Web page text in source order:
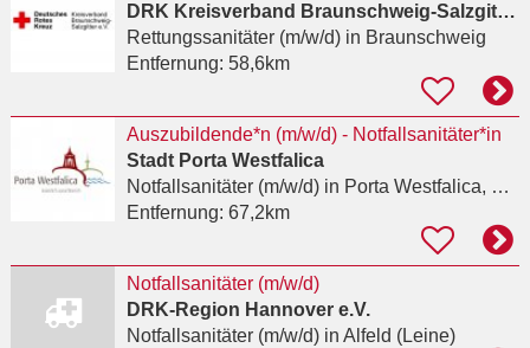
DRK Kreisverband Braunschweig-Salzgitter e.V.
Rettungssanitäter (m/w/d)in Braunschweig
Entfernung: 58,6km
Auszubildende*n (m/w/d) - Notfallsanitäter*in
Stadt Porta Westfalica
Notfallsanitäter (m/w/d)in Porta Westfalica, Hausberge
Entfernung: 67,2km
Notfallsanitäter (m/w/d)
DRK-Region Hannover e.V.
Notfallsanitäter (m/w/d)in Alfeld (Leine)